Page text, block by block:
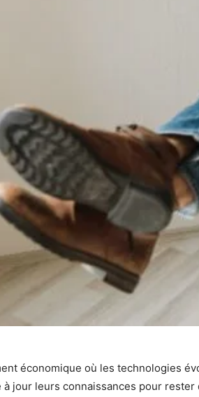
économique où les technologies
jour leurs connaissances pour